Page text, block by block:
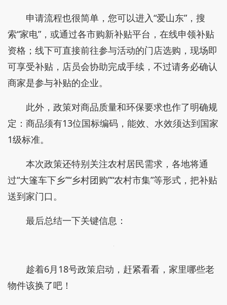
申请流程也很简单，您可以进入“爱山东”，搜
索“家电”，或通过各市购新补贴平台，在线申领补贴
资格；线下可直接前往参与活动的门店选购，现场即
可享受补贴，店员会协助完成手续，不过请务必确认
商家是参与补贴的企业。
此外，政策对商品质量和环保要求也作了明确规
定：商品须有13位国标编码，能效、水效须达到国家
1级标准。
本次政策还特别关注农村居民需求，各地将通
过“大篷车下乡”“乡村团购”“农村市集”等形式，把补贴
送到家门口。
最后总结一下关键信息：
趁着6月18号政策启动，赶紧看看，家里哪些老
物件该换了吧！